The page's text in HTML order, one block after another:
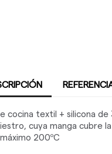
cocina textil + silicona
cuya manga cubre
200ºC